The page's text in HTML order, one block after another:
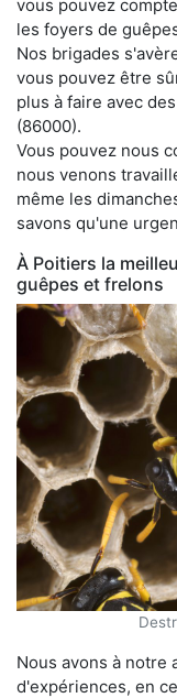
vous pouvez
les foyers de
Nos brigades
vous pouvez être
plus à faire avec
(86000).
Vous pouvez nous
nous venons
même les
savons qu'une
À Poitiers la
guêpes et frelons
Nous avons à notre
d'expériences, en